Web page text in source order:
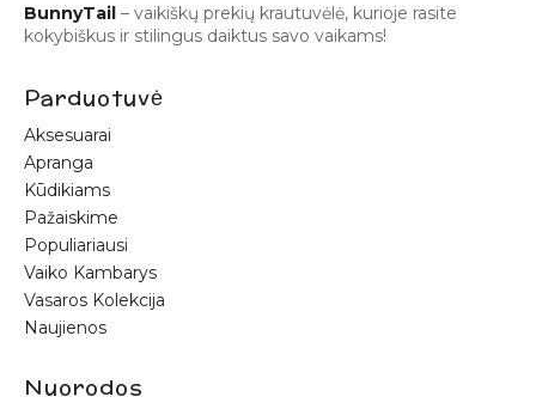
BunnyTail – vaikiškų prekių krautuvėlė, kurioje rasite
kokybiškus ir stilingus daiktus savo vaikams!
Parduotuvė
Aksesuarai
Apranga
Kūdikiams
Pažaiskime
Populiariausi
Vaiko Kambarys
Vasaros Kolekcija
Naujienos
Nuorodos